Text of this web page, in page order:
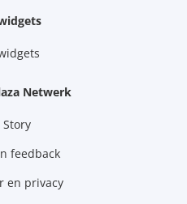
Netwerk
Story
feedback
en privacy